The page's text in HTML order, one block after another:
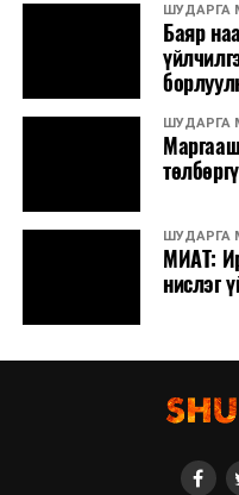
ШУДАРГА
Баяр
ШУДАРГА
ШУДАРГА
МИАТ:
нислэг